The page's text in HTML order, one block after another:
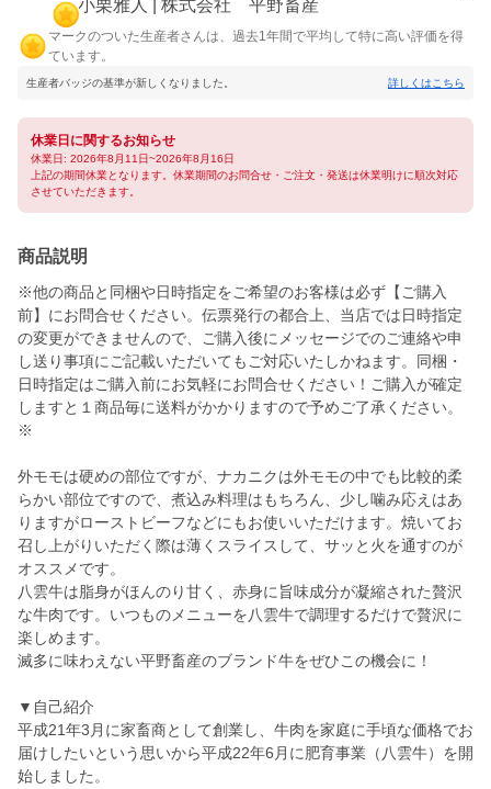
小栗雅人 | 株式会社 平野畜産
マークのついた生産者さんは、過去1年間で平均して特に高い評価を得
ています。
生産者バッジの基準が新しくなりました。 詳しくはこちら
休業日に関するお知らせ
休業日: 2026年8月11日~2026年8月16日
上記の期間休業となります。休業期間のお問合せ・ご注文・発送は休業明けに順次対応
させていただきます。
商品説明
※他の商品と同梱や日時指定をご希望のお客様は必ず【ご購入
前】にお問合せください。伝票発行の都合上、当店では日時指定
の変更ができませんので、ご購入後にメッセージでのご連絡や申
し送り事項にご記載いただいてもご対応いたしかねます。同梱・
日時指定はご購入前にお気軽にお問合せください！ご購入が確定
しますと１商品毎に送料がかかりますので予めご了承ください。
※
外モモは硬めの部位ですが、ナカニクは外モモの中でも比較的柔
らかい部位ですので、煮込み料理はもちろん、少し噛み応えはあ
りますがローストビーフなどにもお使いいただけます。焼いてお
召し上がりいただく際は薄くスライスして、サッと火を通すのが
オススメです。
八雲牛は脂身がほんのり甘く、赤身に旨味成分が凝縮された贅沢
な牛肉です。いつものメニューを八雲牛で調理するだけで贅沢に
楽しめます。
滅多に味わえない平野畜産のブランド牛をぜひこの機会に！
▼自己紹介
平成21年3月に家畜商として創業し、牛肉を家庭に手頃な価格でお
届けしたいという思いから平成22年6月に肥育事業（八雲牛）を開
始しました。